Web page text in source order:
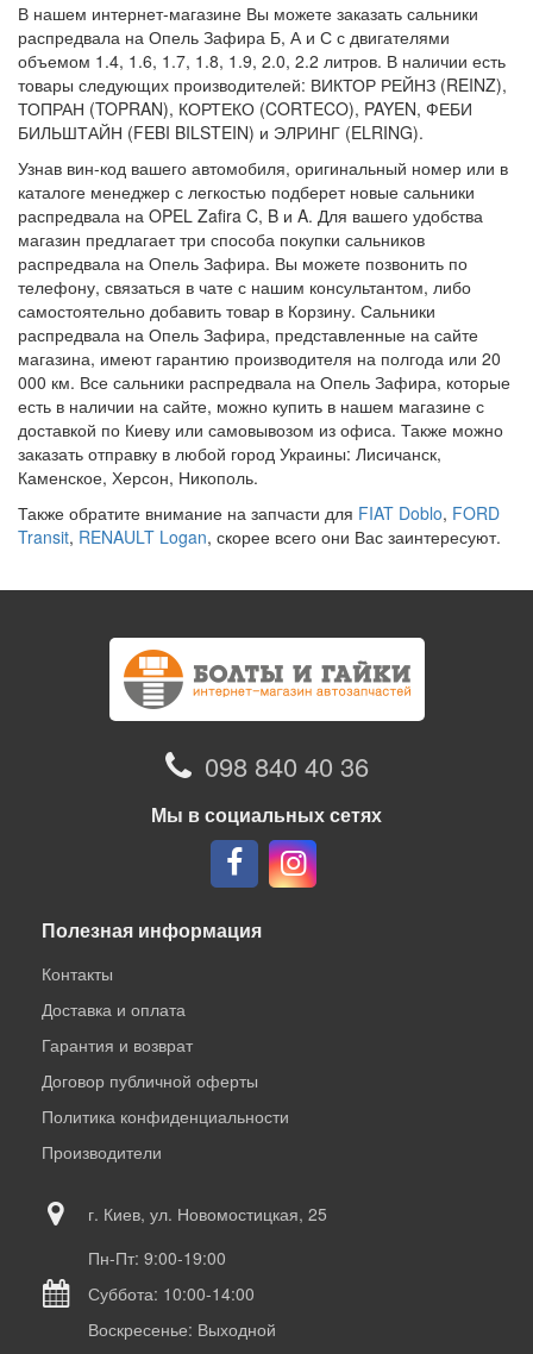
В нашем интернет-магазине Вы можете заказать сальники
распредвала на Опель Зафира Б, А и С с двигателями
объемом 1.4, 1.6, 1.7, 1.8, 1.9, 2.0, 2.2 литров. В наличии есть
товары следующих производителей: ВИКТОР РЕЙНЗ (REINZ),
ТОПРАН (TOPRAN), КОРТЕКО (CORTECO), PAYEN, ФЕБИ
БИЛЬШТАЙН (FEBI BILSTEIN) и ЭЛРИНГ (ELRING).
Узнав вин-код вашего автомобиля, оригинальный номер или в
каталоге менеджер с легкостью подберет новые сальники
распредвала на OPEL Zafira C, B и A. Для вашего удобства
магазин предлагает три способа покупки сальников
распредвала на Опель Зафира. Вы можете позвонить по
телефону, связаться в чате с нашим консультантом, либо
самостоятельно добавить товар в Корзину. Сальники
распредвала на Опель Зафира, представленные на сайте
магазина, имеют гарантию производителя на полгода или 20
000 км. Все сальники распредвала на Опель Зафира, которые
есть в наличии на сайте, можно купить в нашем магазине с
доставкой по Киеву или самовывозом из офиса. Также можно
заказать отправку в любой город Украины: Лисичанск,
Каменское, Херсон, Никополь.
Также обратите внимание на запчасти для FIAT Doblo, FORD
Transit, RENAULT Logan, скорее всего они Вас заинтересуют.
098 840 40 36
Мы в социальных сетях
Полезная информация
Контакты
Доставка и оплата
Гарантия и возврат
Договор публичной оферты
Политика конфиденциальности
Производители
г. Киев, ул. Новомостицкая, 25
Пн-Пт: 9:00-19:00
Суббота: 10:00-14:00
Воскресенье: Выходной